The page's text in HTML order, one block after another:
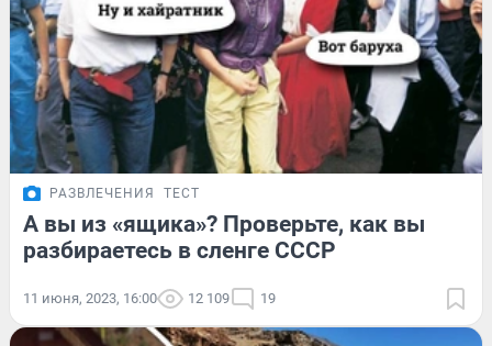
РАЗВЛЕЧЕНИЯ ТЕСТ
А вы из «ящика»? Проверьте, как вы
разбираетесь в сленге СССР
11 июня, 2023, 16:00 12 109 19